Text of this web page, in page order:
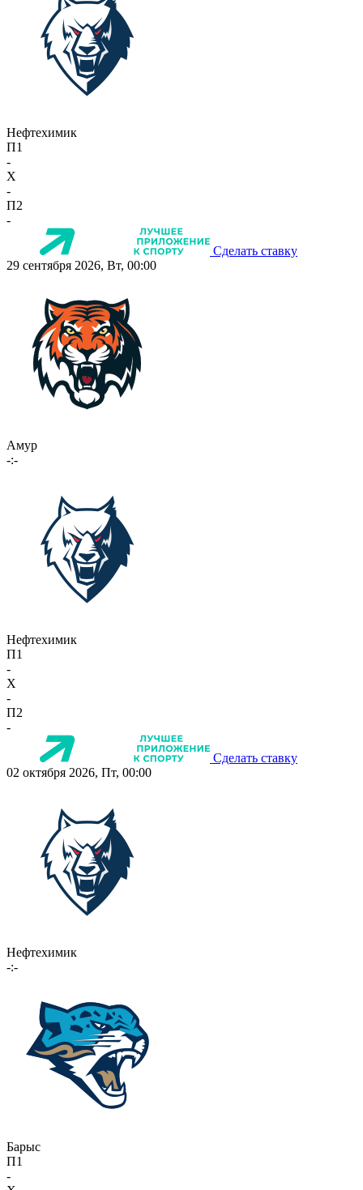
Нефтехимик
П1
-
X
-
П2
-
Сделать ставку
29 сентября 2026, Вт, 00:00
Амур
-:-
Нефтехимик
П1
-
X
-
П2
-
Сделать ставку
02 октября 2026, Пт, 00:00
Нефтехимик
-:-
Барыс
П1
-